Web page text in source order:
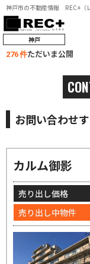
神戸市の不動産情報 REC+（
神戸
276 件ただいま公開
お問い合わせ
カルム御影
売り出し価格
売り出し中物件